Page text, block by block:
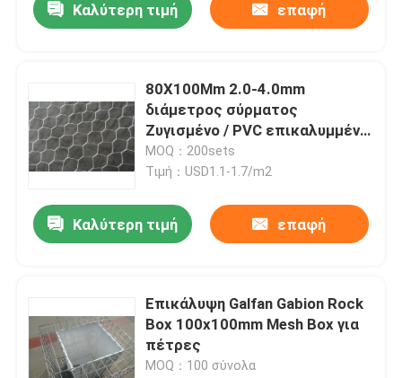
Καλύτερη τιμή επαφή
80X100Mm 2.0-4.0mm
διάμετρος σύρματος
Ζυγισμένο / PVC επικαλυμμένο
εξαγωνικό υφασμένο Gabion
4.0*1.0*1.0
MOQ：200sets
Τιμή：USD1.1-1.7/m2
Καλύτερη τιμή επαφή
Επικάλυψη Galfan Gabion Rock
Box 100x100mm Mesh Box για
πέτρες
MOQ：100 σύνολα